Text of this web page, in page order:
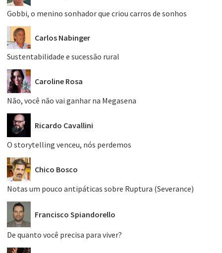
Gobbi, o menino sonhador que criou carros de sonhos
Carlos Nabinger
Sustentabilidade e sucessão rural
Caroline Rosa
Não, você não vai ganhar na Megasena
Ricardo Cavallini
O storytelling venceu, nós perdemos
Chico Bosco
Notas um pouco antipáticas sobre Ruptura (Severance)
Francisco Spiandorello
De quanto você precisa para viver?